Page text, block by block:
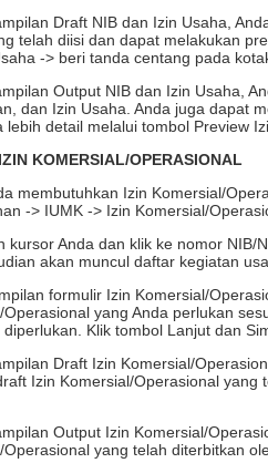
Draft NIB dan Izin Usaha,
telah diisi dan dapat melakukan
-> beri tanda centang pada
Output NIB dan Izin Usaha,
dan Izin Usaha. Anda juga dapat
lebih detail melalui tombol Preview
KOMERSIAL/OPERASIONAL
membutuhkan Izin Komersial/
-> IUMK -> Izin Komersial/
kursor Anda dan klik ke nomor NIB/
akan muncul daftar kegiatan
formulir Izin Komersial/
Operasional yang Anda perlukan
Klik tombol Lanjut dan
Draft Izin Komersial/
Izin Komersial/Operasional yang
Output Izin Komersial/
Operasional yang telah diterbitkan